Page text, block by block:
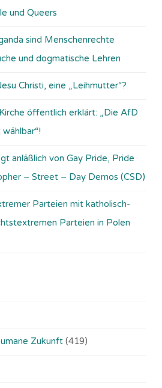
und Queers
sind Menschenrechte
und dogmatische Lehren
Christi, eine „Leihmutter“?
öffentlich erklärt: „Die AfD
anläßlich von Gay Pride, Pride
– Street – Day Demos (CSD)
Parteien mit katholisch-
Parteien in Polen
Zukunft (419)